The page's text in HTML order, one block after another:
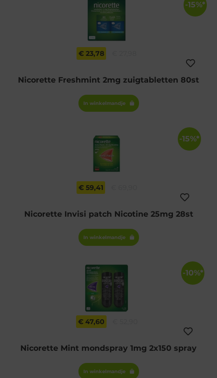
-15%*
€ 23,78
Nicorette Freshmint 2mg zuigtabletten 80st
-15%*
€ 59,41
Nicorette Invisi patch Nicotine 25mg 28st
-10%*
€ 47,60
Nicorette Mint mondspray 1mg 2x150 spray